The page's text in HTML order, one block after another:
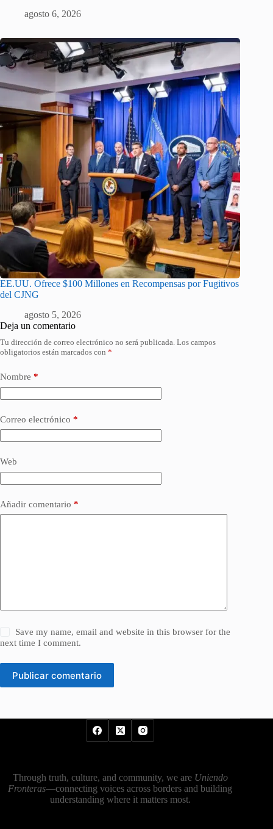
agosto 6, 2026
EE.UU. Ofrece $100 Millones en Recompensas por Fugitivos
del CJNG
agosto 5, 2026
Deja un comentario
Tu dirección de correo electrónico no será publicada. Los campos
obligatorios están marcados con *
Nombre *
Correo electrónico *
Web
Añadir comentario *
Save my name, email and website in this browser for the
next time I comment.
Publicar comentario
Through truth, culture, and community, we are Uniendo
Fronteras—connecting voices across borders and building
understanding where it matters most.